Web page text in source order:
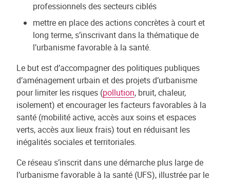
professionnels des secteurs ciblés
mettre en place des actions concrètes à court et
long terme, s’inscrivant dans la thématique de
l’urbanisme favorable à la santé.
Le but est d’accompagner des politiques publiques
d’aménagement urbain et des projets d’urbanisme
pour limiter les risques (pollution, bruit, chaleur,
isolement) et encourager les facteurs favorables à la
santé (mobilité active, accès aux soins et espaces
verts, accès aux lieux frais) tout en réduisant les
inégalités sociales et territoriales.
Ce réseau s’inscrit dans une démarche plus large de
l’urbanisme favorable à la santé (UFS), illustrée par le